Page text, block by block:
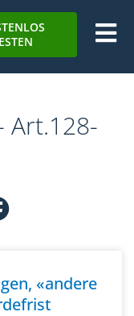
Art.128-
«andere